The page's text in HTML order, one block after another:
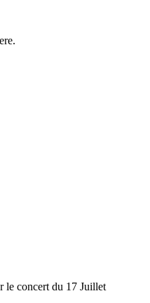
le concert du 17 Juillet